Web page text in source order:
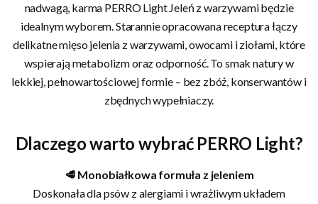
nadwagą, karma PERRO Light Jeleń z warzywami będzie
idealnym wyborem. Starannie opracowana receptura łączy
delikatne mięso jelenia z warzywami, owocami i ziołami, które
wspierają metabolizm oraz odporność. To smak natury w
lekkiej, pełnowartościowej formie – bez zbóż, konserwantów i
zbędnych wypełniaczy.
Dlaczego warto wybrać PERRO Light?
🥩 Monobiałkowa formuła z jeleniem
Doskonała dla psów z alergiami i wrażliwym układem